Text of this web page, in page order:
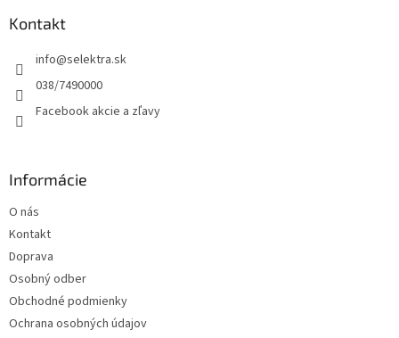
Kontakt
info@selektra.sk
038/7490000
Facebook akcie a zľavy
Informácie
O nás
Kontakt
Doprava
Osobný odber
Obchodné podmienky
Ochrana osobných údajov